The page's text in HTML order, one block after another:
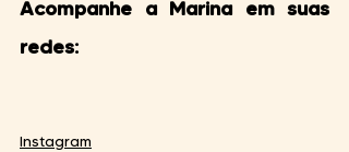
Acompanhe a Marina em suas
redes:
Instagram